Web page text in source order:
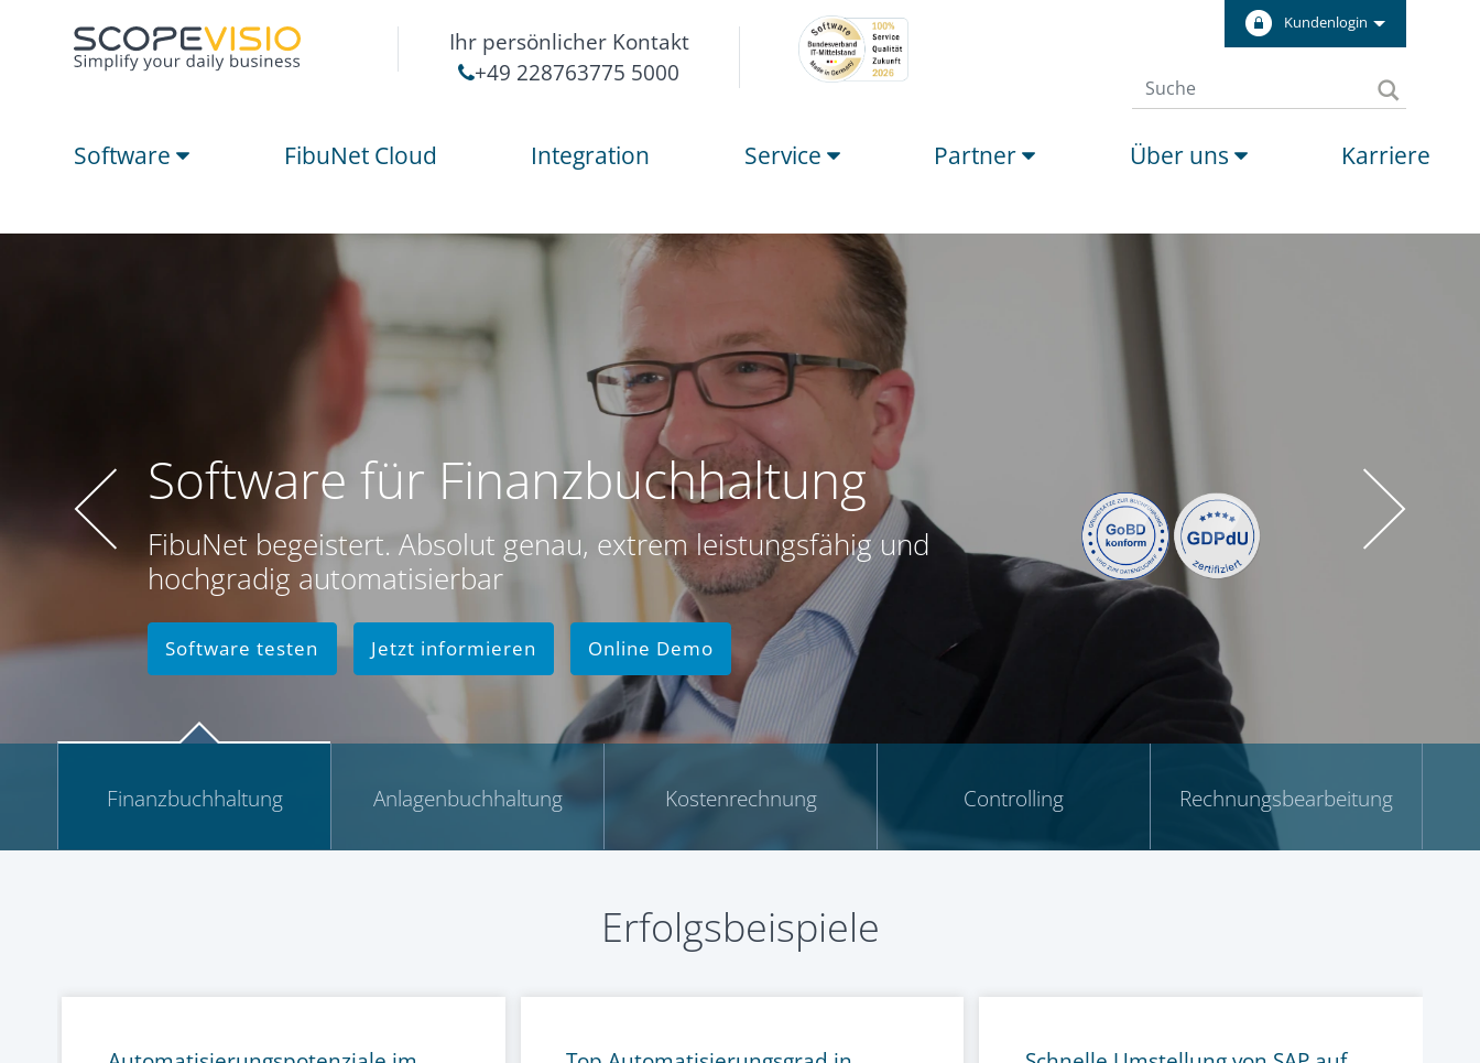
Ihr persönlicher Kontakt
+49 228763775 5000
Kundenlogin
Software FibuNet Cloud Integration Service Partner Über uns Karriere
Software für Finanzbuchhaltung
FibuNet begeistert. Absolut genau, extrem leistungsfähig und
hochgradig automatisierbar
Software testen Jetzt informieren Online Demo
Finanzbuchhaltung Anlagenbuchhaltung Kostenrechnung Controlling Rechnungsbearbeitung
Erfolgsbeispiele